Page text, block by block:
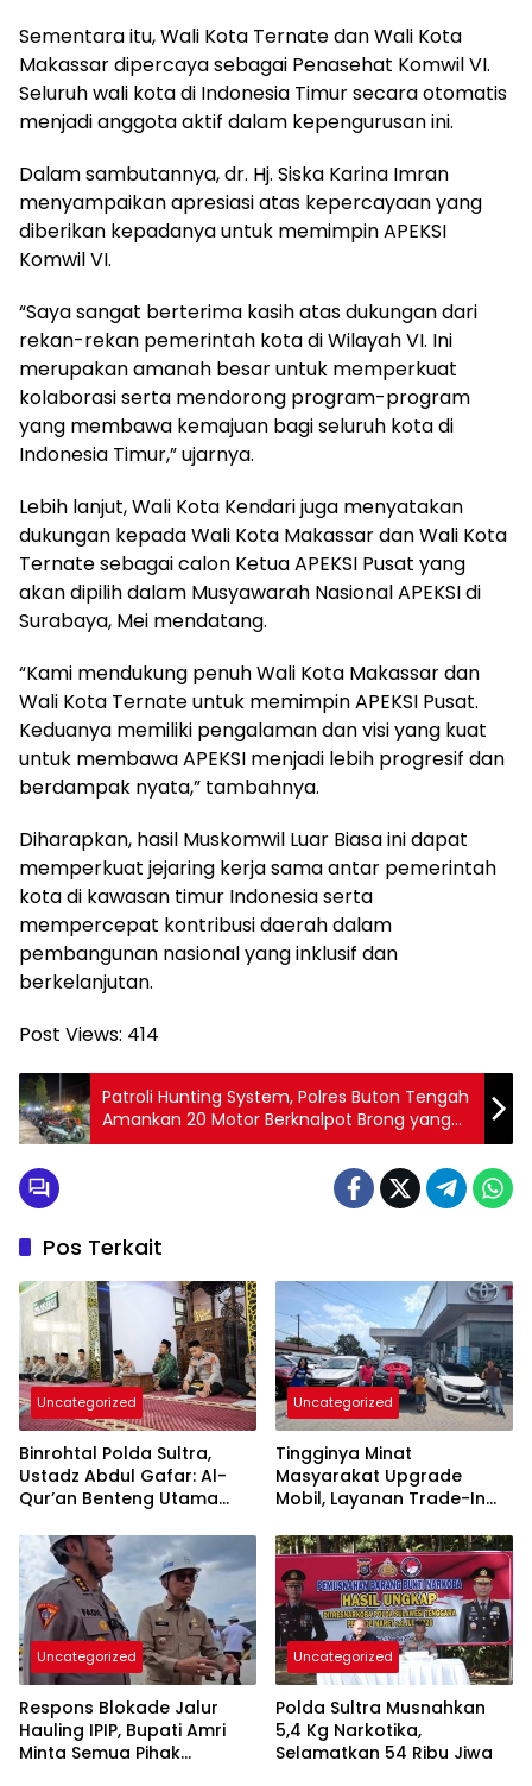
Sementara itu, Wali Kota Ternate dan Wali Kota
Makassar dipercaya sebagai Penasehat Komwil VI.
Seluruh wali kota di Indonesia Timur secara otomatis
menjadi anggota aktif dalam kepengurusan ini.
Dalam sambutannya, dr. Hj. Siska Karina Imran
menyampaikan apresiasi atas kepercayaan yang
diberikan kepadanya untuk memimpin APEKSI
Komwil VI.
“Saya sangat berterima kasih atas dukungan dari
rekan-rekan pemerintah kota di Wilayah VI. Ini
merupakan amanah besar untuk memperkuat
kolaborasi serta mendorong program-program
yang membawa kemajuan bagi seluruh kota di
Indonesia Timur,” ujarnya.
Lebih lanjut, Wali Kota Kendari juga menyatakan
dukungan kepada Wali Kota Makassar dan Wali Kota
Ternate sebagai calon Ketua APEKSI Pusat yang
akan dipilih dalam Musyawarah Nasional APEKSI di
Surabaya, Mei mendatang.
“Kami mendukung penuh Wali Kota Makassar dan
Wali Kota Ternate untuk memimpin APEKSI Pusat.
Keduanya memiliki pengalaman dan visi yang kuat
untuk membawa APEKSI menjadi lebih progresif dan
berdampak nyata,” tambahnya.
Diharapkan, hasil Muskomwil Luar Biasa ini dapat
memperkuat jejaring kerja sama antar pemerintah
kota di kawasan timur Indonesia serta
mempercepat kontribusi daerah dalam
pembangunan nasional yang inklusif dan
berkelanjutan.
Post Views: 414
Patroli Hunting System, Polres Buton Tengah
Amankan 20 Motor Berknalpot Brong yang
Resahkan Warga
Pos Terkait
Uncategorized
Binrohtal Polda Sultra,
Ustadz Abdul Gafar: Al-
Qur’an Benteng Utama
Penyimpangan Sosial
Uncategorized
Tingginya Minat
Masyarakat Upgrade
Mobil, Layanan Trade-In
Permintaan
Uncategorized
Respons Blokade Jalur
Hauling IPIP, Bupati Amri
Minta Semua Pihak
Uncategorized
Polda Sultra Musnahkan
5,4 Kg Narkotika,
Selamatkan 54 Ribu Jiwa